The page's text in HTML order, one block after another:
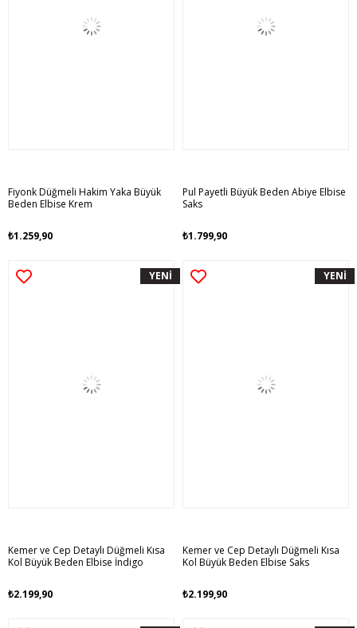
Fiyonk Düğmeli Hakim Yaka Büyük
Beden Elbise Krem
₺1.259,90
Pul Payetli Büyük Beden Abiye Elbise
Saks
₺1.799,90
Kemer ve Cep Detaylı Düğmeli Kısa
Kol Büyük Beden Elbise İndigo
₺2.199,90
YENİ
Kemer ve Cep Detaylı Düğmeli Kısa
Kol Büyük Beden Elbise Saks
₺2.199,90
YENİ